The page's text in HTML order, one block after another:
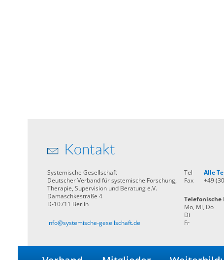
Kontakt
Systemische Gesellschaft
Deutscher Verband für systemische Forschung,
Therapie, Supervision und Beratung e.V.
Damaschkestraße 4
D-10711 Berlin
info@systemische-gesellschaft.de
Tel
Alle
Fax
+49
Telefonische
Mo, Mi, Do
Di
Fr